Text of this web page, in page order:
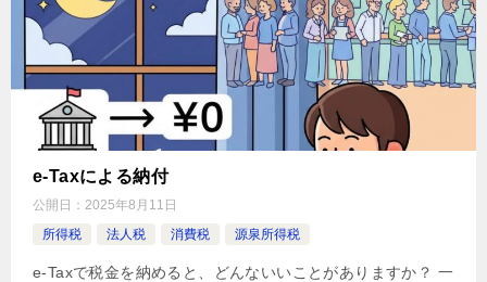
e-Taxによる納付
公開日： 2025年8月11日
所得税
法人税 消費税 源泉所得税
e-Taxで税金を納めると、どんないいことがありますか？ 一